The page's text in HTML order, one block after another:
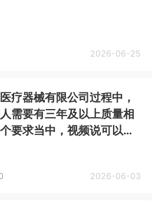
2026-06-25
疗器械有限公司过程中，
需要有三年及以上质量相
要求当中，视频说可以
”，这个企业是指准备开办
麻烦详细解答一下，这个
2026-06-03